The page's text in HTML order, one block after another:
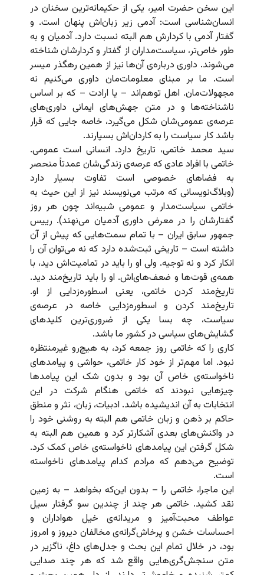
این سخن حضرت امیر، یکی از حکیمانه‌ترین سخنان در
انسان‌شناسی است: آدمی زیر زبان‌اش پنهان است. و
گفتار آدمی با کردارش هم البته نسبت دارد. آدمیان و به
طور خاص‌تر، سیاست‌مداران از گفتار و کردارشان شناخته
می‌شوند. داوری درباره‌ی آن‌ها نیز از همین رهگذر میسر
است. ما بر مبنای معلومات‌مان داوری می‌کنیم نه
مجهولات‌مان. اهل توهم‌اند – یا ارادت‌‌ – که بر اساس
ناشناخته‌ها و در متن جهش‌های ایمانی داوری‌های
عرصه‌ی عمومی‌شان شکل می‌گیرد، خاصه جایی که قرار
باشد کار سیاست را به کاردان‌اش بسپارند.
سید محمد خاتمی، تاریخ دارد. انسانی است عمومی.
خاتمی با افراد عادی که عرصه‌ی زندگی‌شان عمدتاً منحصر
به فضاهای خصوصی است تفاوت بسیار دارد
(وبلاگ‌نویسانی که مرتب می‌نویسند نیز از این حیث به
خاتمی سیاست‌مدار و عمومی شبیه‌اند چون هر روز
گفتارشان را در معرض داوری آدمیان می‌نهند). رییس
جمهور سابق ایران – با تمام سمت‌هایی که پیش از آن
داشته است – تاریخی ثبت‌شده دارد که نه می‌توان آن را
انکار کرد و نه توجیه. ولی او را باید در تمامیت‌اش دید، با
همه‌ی قوت‌ها و ضعف‌های‌اش. او را باید تاریخ‌مند دید.
تاریخ‌مند کردن خاتمی، یعنی اسطوره‌زدایی از او.
تاریخ‌مند کردن و اسطوره‌زدایی خاصه در عرصه‌ی
سیاست، چه بسا یکی از ضروری‌ترین کلیدهای
گشایش‌های سیاسی در کشور ما باشد.
کاری را که خاتمی روز جمعه کرد، به هیچ‌رو غیرمنتظره
نبود. اما مهم‌تر از خود کار خاتمی، حواشی و پیامدهای
ناخواسته‌ی خاص آن بود و بدون شک این پیامدها
چیزهایی نبودند که خاتمی هنگام شرکت در این
انتخابات به آن اندیشیده باشد. ادبیات، زبان، نثر و منطق
حاکم بر ذهن و زبان خاتمی هم البته به روشنی خود را
در واکنش‌های بعدی آشکارتر کرد و همین هم البته به
شکل گرفتن این پیامدهای ناخواسته‌ی خاص کمک کرد.
توضیح می‌دهم که مرادم کدام پیامدهای ناخواسته
است.
این ماجرا، خاتمی را – بدون این‌که بخواهد – به زمین
نقد کشید. خاتمی هر چند از چندین سو گرفتار سیل
عواطف محبت‌آمیز و مریدانه‌ی خیل هواداران و
احساسات خشن و پرخاش‌گرانه‌ی مخالفان دیروز و امروز
بود، در خلال تمام این بحث و جدل‌های داغ، ناگزیر در
متن سنجش‌گری‌هایی واقع شد که هر چند صدایی